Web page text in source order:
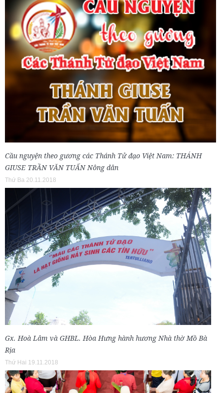
Cầu nguyện theo gương các Thánh Tử đạo Việt Nam: THÁNH
GIUSE TRẦN VĂN TUẤN Nông dân
Thứ Ba 20.11.2018
Gx. Hoà Lâm và GHBL. Hòa Hưng hành hương Nhà thờ Mồ Bà
Rịa
Thứ Hai 19.11.2018